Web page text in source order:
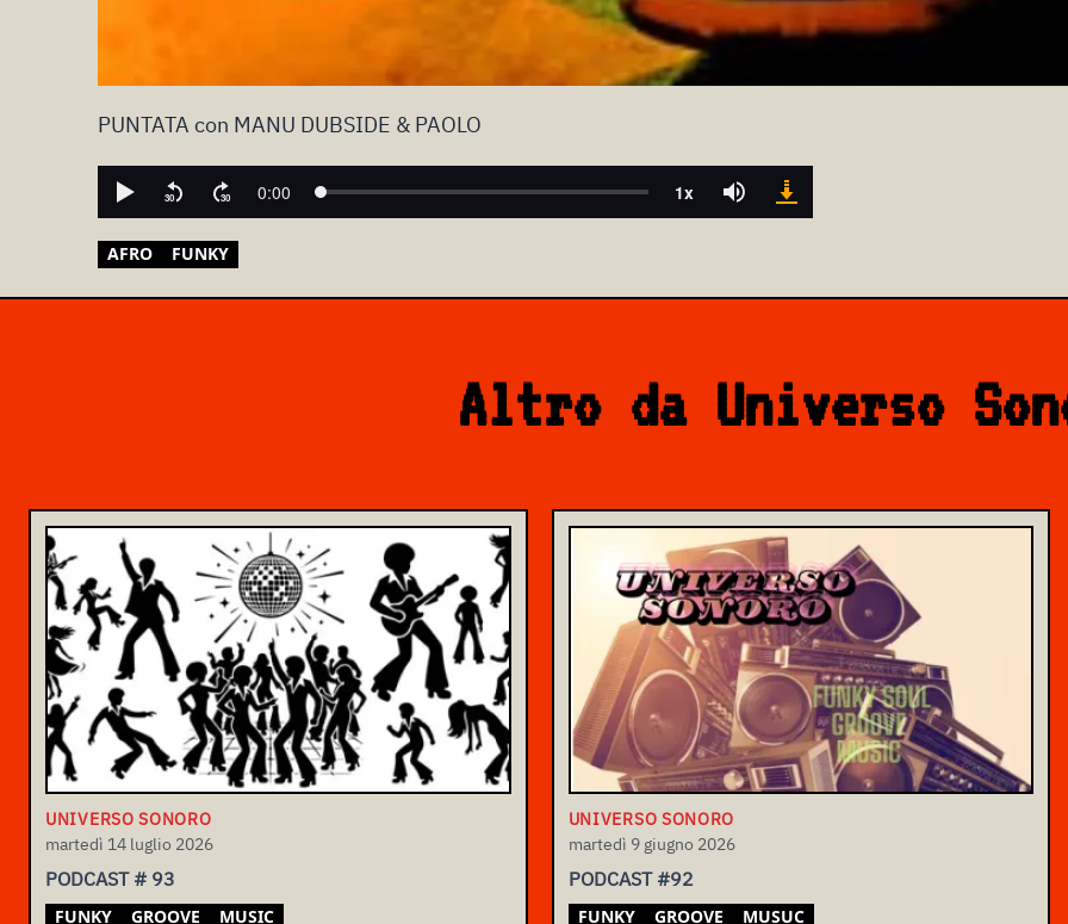
PUNTATA con MANU DUBSIDE & PAOLO
AFRO FUNKY
Altro da Universo
UNIVERSO SONORO
martedì 14 luglio 2026
PODCAST # 93
FUNKY GROOVE MUSIC
UNIVERSO SONORO
martedì 9 giugno 2026
PODCAST #92
FUNKY GROOVE MUSUC